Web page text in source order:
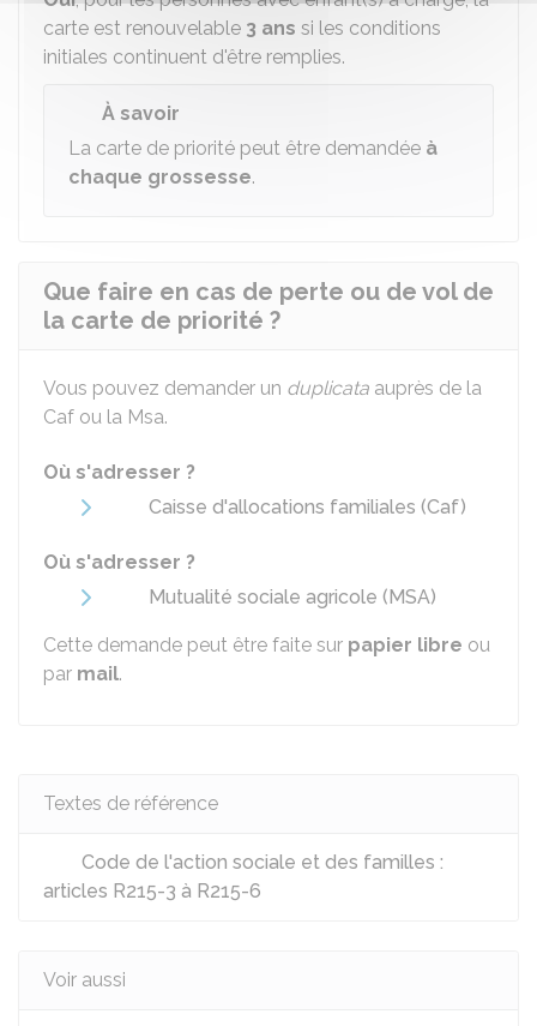
carte est renouvelable 3 ans si les conditions
initiales continuent d'être remplies.
À savoir
La carte de priorité peut être demandée à
chaque grossesse.
Que faire en cas de perte ou de vol de
la carte de priorité ?
Vous pouvez demander un duplicata auprès de la
Caf ou la Msa.
Où s'adresser ?
Caisse d'allocations familiales (Caf)
Où s'adresser ?
Mutualité sociale agricole (MSA)
Cette demande peut être faite sur papier libre ou
par mail.
Textes de référence
Code de l'action sociale et des familles :
articles R215-3 à R215-6
Voir aussi